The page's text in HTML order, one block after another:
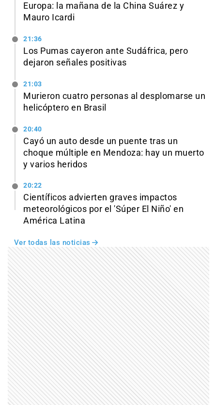
Europa: la mañana de la China Suárez y
Mauro Icardi
21:36
Los Pumas cayeron ante Sudáfrica, pero
dejaron señales positivas
21:03
Murieron cuatro personas al desplomarse un
helicóptero en Brasil
20:40
Cayó un auto desde un puente tras un
choque múltiple en Mendoza: hay un muerto
y varios heridos
20:22
Científicos advierten graves impactos
meteorológicos por el 'Súper El Niño' en
América Latina
Ver todas las noticias